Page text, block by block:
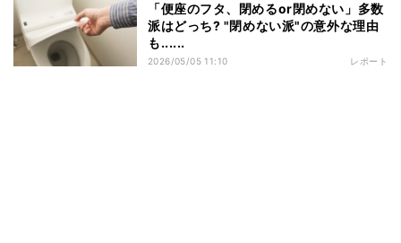
「便座のフタ、閉めるor閉めない」多数
派はどっち? "閉めない派"の意外な理由
も......
2026/05/05 11:10 レポート